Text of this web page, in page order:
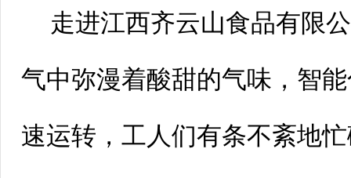
走进江西齐云山食品有限
气中弥漫着酸甜的气味，智
速运转，工人们有条不紊地